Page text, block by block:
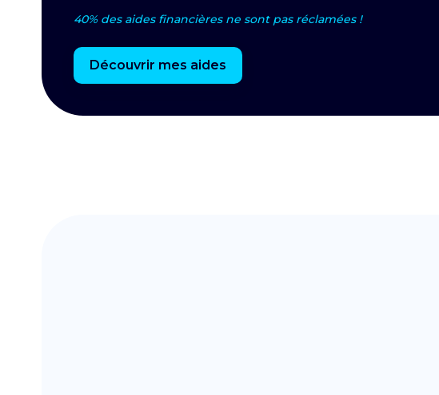
40% des aides financières ne sont pas réclamées !
Découvrir mes aides